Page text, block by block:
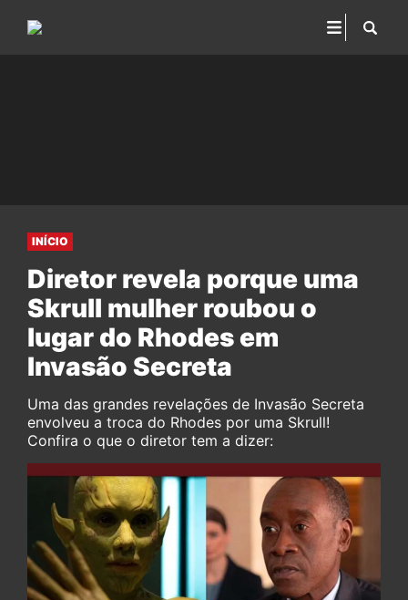
INÍCIO
Diretor revela porque uma
Skrull mulher roubou o
lugar do Rhodes em
Invasão Secreta
Uma das grandes revelações de Invasão Secreta
envolveu a troca do Rhodes por uma Skrull!
Confira o que o diretor tem a dizer: